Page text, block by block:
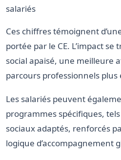
salariés
Ces chiffres témoignent
portée par le CE. L’impact
social apaisé, une meilleure
parcours professionnels plus
Les salariés peuvent
programmes spécifiques,
sociaux adaptés, renforcés
logique d’accompagnement